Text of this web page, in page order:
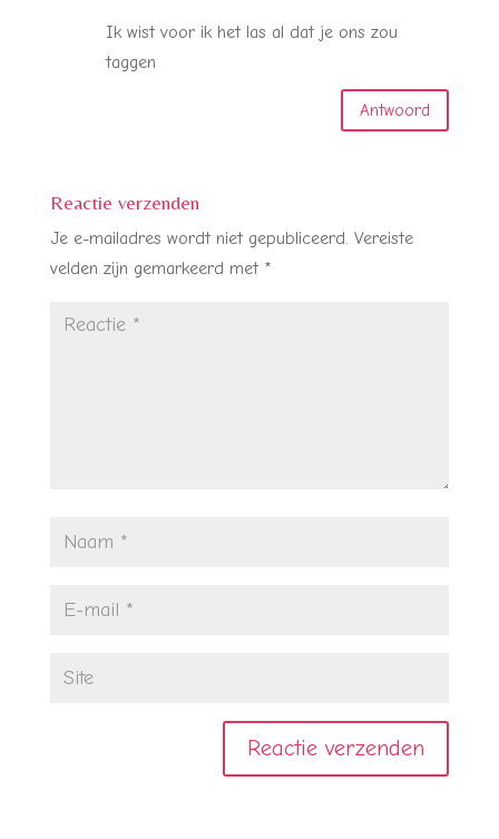
Ik wist voor ik het las al dat je ons zou
taggen
Antwoord
Reactie verzenden
Je e-mailadres wordt niet gepubliceerd. Vereiste
velden zijn gemarkeerd met *